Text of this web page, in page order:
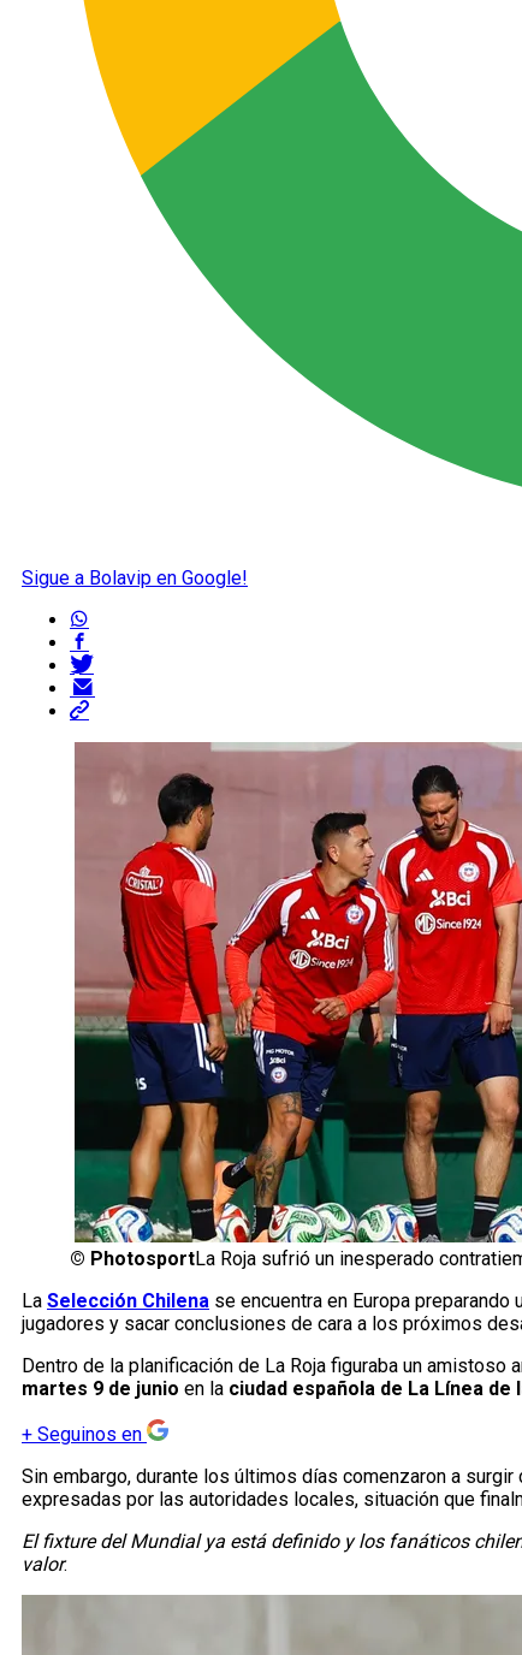
Sigue a Bolavip en Google!
© PhotosportLa Roja sufrió un inesperado
La Selección Chilena se encuentra en Europa preparando
jugadores y sacar conclusiones de cara a los próximos
Dentro de la planificación de La Roja figuraba un amistoso
martes 9 de junio en la ciudad española de La Línea de
+ Seguinos en
Sin embargo, durante los últimos días comenzaron a
expresadas por las autoridades locales, situación que
El fixture del Mundial ya está definido y los fanáticos
valor.